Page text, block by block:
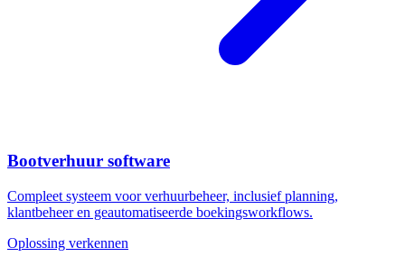
Bootverhuur software
Compleet systeem voor verhuurbeheer, inclusief planning,
klantbeheer en geautomatiseerde boekingsworkflows.
Oplossing verkennen